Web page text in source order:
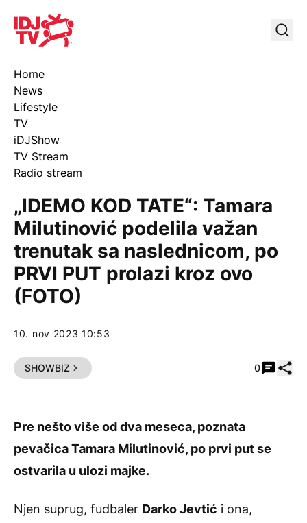
IDJ TV
Home
News
Lifestyle
TV
iDJShow
TV Stream
Radio stream
„IDEMO KOD TATE“: Tamara
Milutinović podelila važan
trenutak sa naslednicom, po
PRVI PUT prolazi kroz ovo
(FOTO)
10. nov 2023 10:53
SHOWBIZ 0
Pre nešto više od dva meseca, poznata
pevačica Tamara Milutinović, po prvi put se
ostvarila u ulozi majke.
Njen suprug, fudbaler Darko Jevtić i ona,